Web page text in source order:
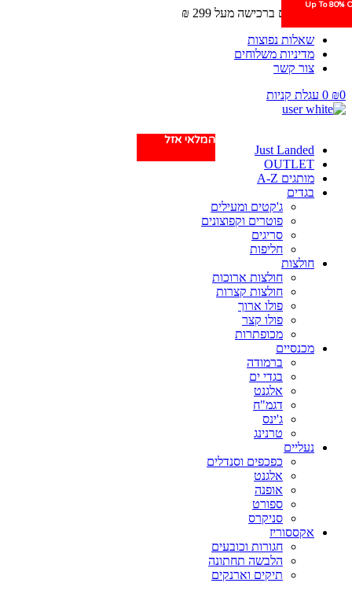
משלוחים חינם ברכישה מעל 299 ₪
שאלות נפוצות
מדיניות משלוחים
צור קשר
₪0
0 עגלת קניות
Just Landed
OUTLET
מותגים A-Z
בגדים
ג'קטים ומעילים
פוטרים וקפוצונים
סריגים
חליפות
חולצות
חולצות ארוכות
חולצות קצרות
פולו ארוך
פולו קצר
מכופתרות
מכנסיים
ברמודה
בגדי ים
אלגנט
דגמ"ח
ג'ינס
טרנינג
נעליים
כפכפים וסנדלים
אלגנט
אופנה
ספורט
סניקרס
אקססוריז
חגורות וכובעים
הלבשה תחתונה
תיקים וארנקים
Up To 80%
המלאי אזל
המלאי אזל
המלאי אזל